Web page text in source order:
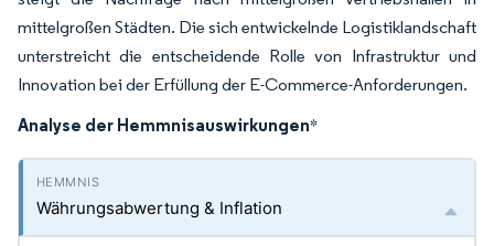
mittelgroßen Städten. Die sich entwickelnde Logistiklandschaft
unterstreicht die entscheidende Rolle von Infrastruktur und
Innovation bei der Erfüllung der E-Commerce-Anforderungen.
Analyse der Hemmnisauswirkungen*
Währungsabwertung & Inflation